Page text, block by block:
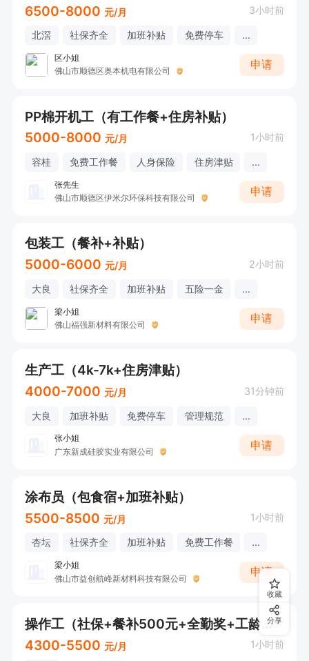
6500-8000 元/月 3小时前
北滘 社保齐全 加班补贴 免费停车 ...
区小姐
佛山市顺德区奥本机电有限公司
申请
PP棉开机工（有工作餐+住房补贴）
5000-8000 元/月 1小时前
容桂 免费工作餐 人身保险 住房津贴 ...
张先生
佛山市顺德区伊米尔环保科技有限公司
申请
包装工（餐补+补贴）
5000-6000 元/月 2小时前
大良 社保齐全 加班补贴 五险一金 ...
梁小姐
佛山福强新材料有限公司
申请
生产工（4k-7k+住房津贴）
4000-7000 元/月 31分钟前
大良 加班补贴 免费停车 管理规范 ...
张小姐
广东新成硅胶实业有限公司
申请
涂布员（包食宿+加班补贴）
5500-8500 元/月 1小时前
杏坛 社保齐全 加班补贴 免费工作餐 ...
梁小姐
佛山市益创航峰新材料科技有限公司
申请
操作工（社保+餐补500元+全勤奖+工龄奖+带薪年假）
4300-5500 元/月 1小时前
收藏
分享